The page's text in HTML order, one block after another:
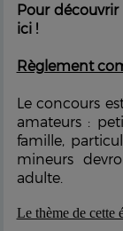
Pour
ici !
Règlement
Le concours
amateurs :
famille,
mineurs
adulte.
Le thème de cette